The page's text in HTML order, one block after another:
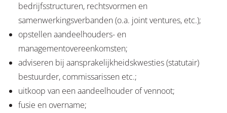
bedrijfsstructuren, rechtsvormen en
samenwerkingsverbanden (o.a. joint ventures, etc.);
opstellen aandeelhouders- en
managementovereenkomsten;
adviseren bij aansprakelijkheidskwesties (statutair)
bestuurder, commissarissen etc.;
uitkoop van een aandeelhouder of vennoot;
fusie en overname;